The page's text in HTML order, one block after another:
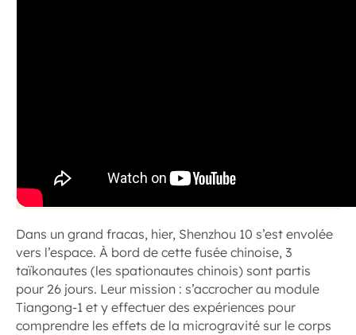
Dans un grand fracas, hier, Shenzhou 10 s’est envolée
vers l’espace. À bord de cette fusée chinoise, 3
taïkonautes (les spationautes chinois) sont partis
pour 26 jours. Leur mission : s’accrocher au module
Tiangong-1 et y effectuer des expériences pour
comprendre les effets de la microgravité sur le corps